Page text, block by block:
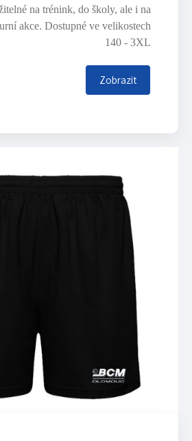
na trénink, do školy, ale i na
akce. Dostupné ve velikostech
140 - 3XL
Zobrazit